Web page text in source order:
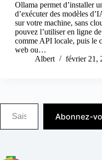
Ollama permet d’installer
d’exécuter des modèles
sur votre machine, sans
pouvez l’utiliser en ligne
comme API locale, puis le
web ou…
Albert
février 21,
Saisissez votre adresse e-mail…
Abonnez-